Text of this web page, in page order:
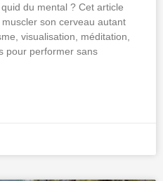
du mental ? Cet article
son cerveau autant
visualisation, méditation,
pour performer sans